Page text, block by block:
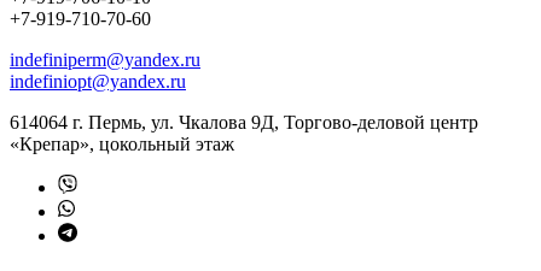
+7-919-710-70-60
indefiniperm@yandex.ru
indefiniopt@yandex.ru
614064 г. Пермь, ул. Чкалова 9Д, Торгово-деловой центр
«Крепар», цокольный этаж